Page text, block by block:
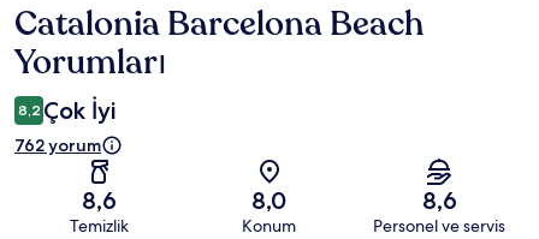
Yorumlar
Catalonia Barcelona Beach
Yorumları
8,2 Çok İyi
762 yorum
8,6
Temizlik
8,0
Konum
8,6
Personel ve servis